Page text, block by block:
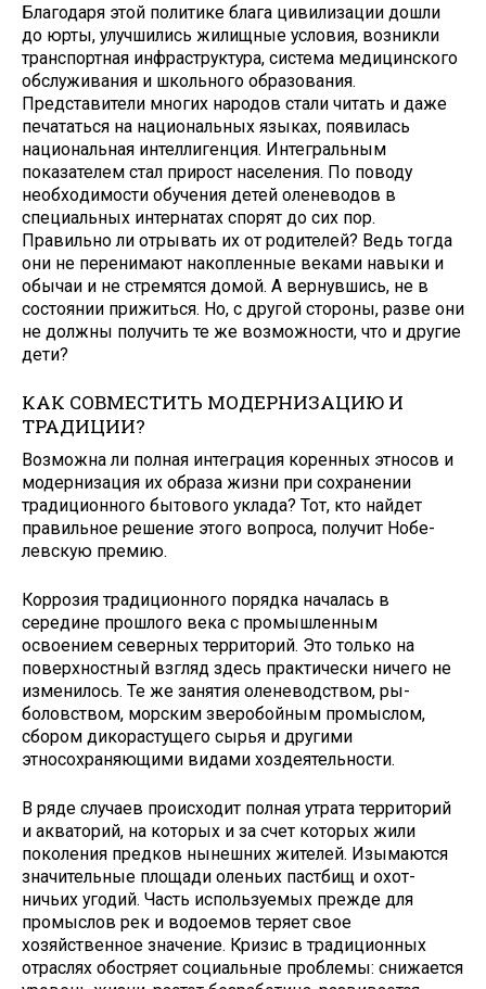
Благодаря этой политике блага цивилизации дошли
до юрты, улуч­шились жилищные условия, возник­ли
транспортная инфраструктура, система медицинского
обслужи­вания и школьного образования.
Представители многих народов стали читать и даже
печататься на национальных языках, появилась
национальная интеллигенция. Ин­тегральным
показателем стал при­рост населения. По поводу
необхо­димости обучения детей оленеводов в
специальных интернатах спорят до сих пор.
Правильно ли отрывать их от родителей? Ведь тогда
они не перенимают накопленные веками навыки и
обычаи и не стремятся до­мой. А вернувшись, не в
состоянии прижиться. Но, с другой стороны, разве они
не должны получить те же возможности, что и другие
дети?
КАК СОВМЕСТИТЬ МОДЕРНИЗАЦИЮ И
ТРАДИЦИИ?
Возможна ли полная интеграция коренных этносов и
модернизация их образа жизни при сохранении
традиционного бытового уклада? Тот, кто найдет
правильное реше­ние этого вопроса, получит Нобе­
левскую премию.
Коррозия традиционного поряд­ка началась в
середине прошлого века с промышленным
освоением северных территорий. Это толь­ко на
поверхностный взгляд здесь практически ничего не
изменилось. Те же занятия оленеводством, ры­
боловством, морским зверобойным промыслом,
сбором дикорастущего сырья и другими
этносохраняющими видами хоздеятельности.
В ряде случаев происходит пол­ная утрата территорий
и акваторий, на которых и за счет которых жи­ли
поколения предков нынешних жителей. Изымаются
значительные площади оленьих пастбищ и охот­
ничьих угодий. Часть используемых прежде для
промыслов рек и водо­емов теряет свое
хозяйственное значение. Кризис в традиционных
отраслях обостряет социальные проблемы: снижается